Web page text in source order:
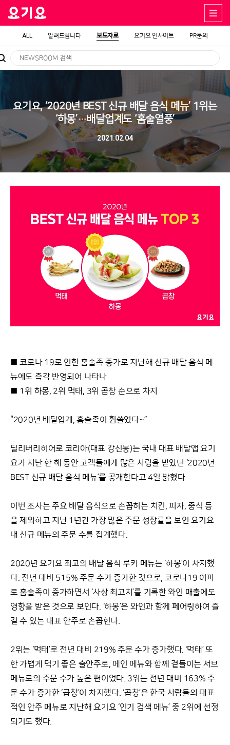
ALL 알려드립니다 보도자료 요기요 인사이트 PR문의
요기요, ‘2020년 BEST 신규 배달 음식 메뉴’ 1위는
‘하몽’…배달업계도 ‘홈술열풍’
2021.02.04
■ 코로나 19로 인한 홈술족 증가로 지난해 신규 배달 음식 메
뉴에도 즉각 반영되어 나타나
■ 1위 하몽, 2위 먹태, 3위 곱창 순으로 차지
“2020년 배달업계, 홈술족이 휩쓸었다~”
딜리버리히어로 코리아(대표 강신봉)는 국내 대표 배달앱 요기
요가 지난 한 해 동안 고객들에게 많은 사랑을 받았던 ‘2020년
BEST 신규 배달 음식 메뉴’를 공개한다고 4일 밝혔다.
이번 조사는 주요 배달 음식으로 손꼽히는 치킨, 피자, 중식 등
을 제외하고 지난 1년간 가장 많은 주문 성장률을 보인 요기요
내 신규 메뉴의 주문 수를 집계했다.
2020년 요기요 최고의 배달 음식 루키 메뉴는 ‘하몽’이 차지했
다. 전년 대비 515% 주문 수가 증가한 것으로, 코로나19 여파
로 홈술족이 증가하면서 ‘사상 최고치’를 기록한 와인 매출에도
영향을 받은 것으로 보인다. ‘하몽’은 와인과 함께 페어링하여 즐
길 수 있는 대표 안주로 손꼽힌다.
2위는 ‘먹태’로 전년 대비 219% 주문 수가 증가했다. ‘먹태’ 또
한 가볍게 먹기 좋은 술안주로, 메인 메뉴와 함께 곁들이는 서브
메뉴로의 주문 수가 높은 편이었다. 3위는 전년 대비 163% 주
문 수가 증가한 ‘곱창’이 차지했다. ‘곱창’은 한국 사람들의 대표
적인 안주 메뉴로 지난해 요기요 ‘인기 검색 메뉴’ 중 2위에 선정
되기도 했다.